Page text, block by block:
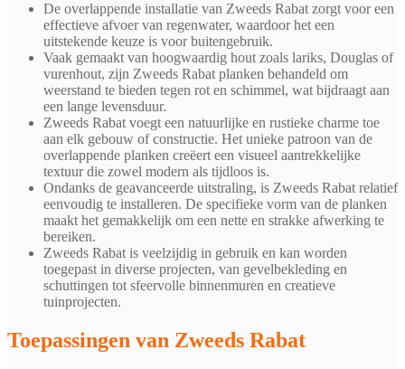
De overlappende installatie van Zweeds Rabat zorgt voor een
effectieve afvoer van regenwater, waardoor het een
uitstekende keuze is voor buitengebruik.
Vaak gemaakt van hoogwaardig hout zoals lariks, Douglas of
vurenhout, zijn Zweeds Rabat planken behandeld om
weerstand te bieden tegen rot en schimmel, wat bijdraagt aan
een lange levensduur.
Zweeds Rabat voegt een natuurlijke en rustieke charme toe
aan elk gebouw of constructie. Het unieke patroon van de
overlappende planken creëert een visueel aantrekkelijke
textuur die zowel modern als tijdloos is.
Ondanks de geavanceerde uitstraling, is Zweeds Rabat relatief
eenvoudig te installeren. De specifieke vorm van de planken
maakt het gemakkelijk om een nette en strakke afwerking te
bereiken.
Zweeds Rabat is veelzijdig in gebruik en kan worden
toegepast in diverse projecten, van gevelbekleding en
schuttingen tot sfeervolle binnenmuren en creatieve
tuinprojecten.
Toepassingen van Zweeds Rabat